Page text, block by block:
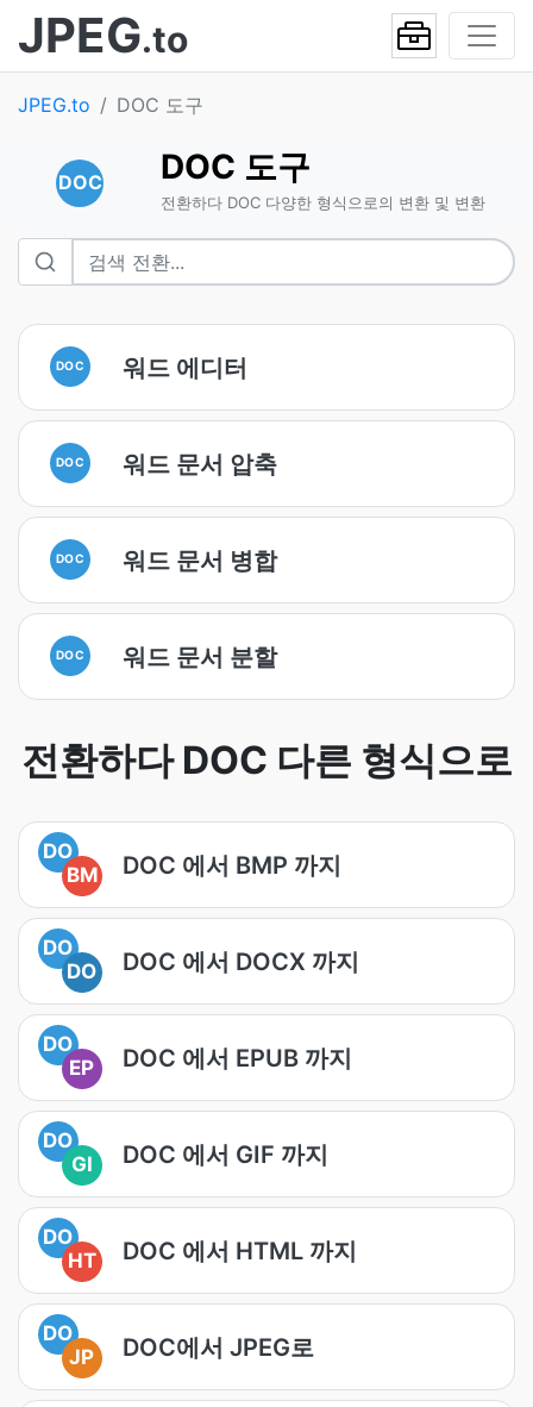
JPEG.to
JPEG.to DOC 도구
DOC DOC 도구
전환하다 DOC 다양한 형식으로의 변환 및 변환
DOC 워드 에디터
DOC 워드 문서 압축
DOC 워드 문서 병합
DOC 워드 문서 분할
전환하다 DOC 다른 형식으로
DO
BM
DOC 에서 BMP 까지
DO
DO
DOC 에서 DOCX 까지
DO
EP
DOC 에서 EPUB 까지
DO
GI
DOC 에서 GIF 까지
DO
HT
DOC 에서 HTML 까지
DO
JP
DOC에서 JPEG로